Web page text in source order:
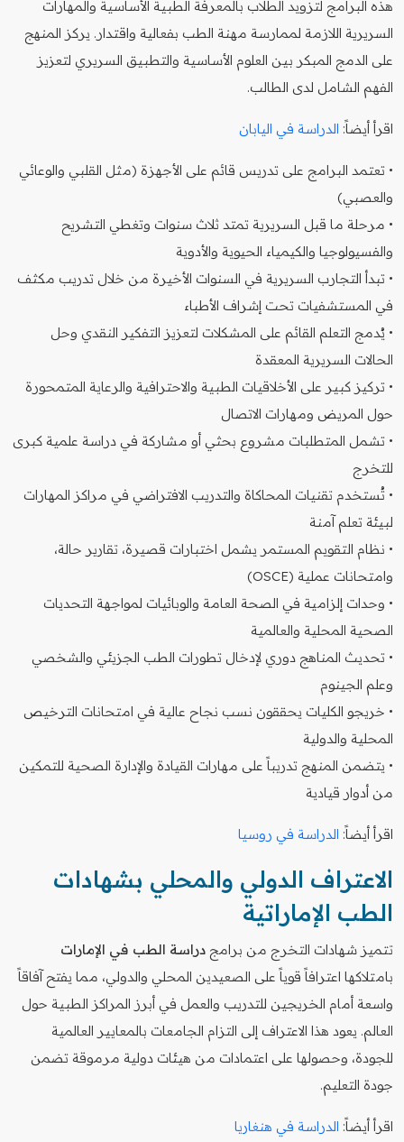
هذه البرامج لتزويد الطلاب بالمعرفة الطبية الأساسية والمهارات
السريرية اللازمة لممارسة مهنة الطب بفعالية واقتدار. يركز المنهج
على الدمج المبكر بين العلوم الأساسية والتطبيق السريري لتعزيز
الفهم الشامل لدى الطالب.
اقرأ أيضاً: الدراسة في اليابان
• تعتمد البرامج على تدريس قائم على الأجهزة (مثل القلبي والوعائي
والعصبي)
• مرحلة ما قبل السريرية تمتد ثلاث سنوات وتغطي التشريح
والفسيولوجيا والكيمياء الحيوية والأدوية
• تبدأ التجارب السريرية في السنوات الأخيرة من خلال تدريب مكثف
في المستشفيات تحت إشراف الأطباء
• يُدمج التعلم القائم على المشكلات لتعزيز التفكير النقدي وحل
الحالات السريرية المعقدة
• تركيز كبير على الأخلاقيات الطبية والاحترافية والرعاية المتمحورة
حول المريض ومهارات الاتصال
• تشمل المتطلبات مشروع بحثي أو مشاركة في دراسة علمية كبرى
للتخرج
• تُستخدم تقنيات المحاكاة والتدريب الافتراضي في مراكز المهارات
لبيئة تعلم آمنة
• نظام التقويم المستمر يشمل اختبارات قصيرة، تقارير حالة،
وامتحانات عملية (OSCE)
• وحدات إلزامية في الصحة العامة والوبائيات لمواجهة التحديات
الصحية المحلية والعالمية
• تحديث المناهج دوري لإدخال تطورات الطب الجزيئي والشخصي
وعلم الجينوم
• خريجو الكليات يحققون نسب نجاح عالية في امتحانات الترخيص
المحلية والدولية
• يتضمن المنهج تدريباً على مهارات القيادة والإدارة الصحية للتمكين
من أدوار قيادية
اقرأ أيضاً: الدراسة في روسيا
الاعتراف الدولي والمحلي بشهادات
الطب الإماراتية
تتميز شهادات التخرج من برامج دراسة الطب في الإمارات
بامتلاكها اعترافاً قوياً على الصعيدين المحلي والدولي، مما يفتح آفاقاً
واسعة أمام الخريجين للتدريب والعمل في أبرز المراكز الطبية حول
العالم. يعود هذا الاعتراف إلى التزام الجامعات بالمعايير العالمية
للجودة، وحصولها على اعتمادات من هيئات دولية مرموقة تضمن
جودة التعليم.
اقرأ أيضاً: الدراسة في هنغاريا